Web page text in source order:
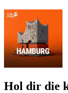
Hol dir die